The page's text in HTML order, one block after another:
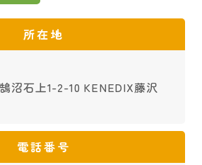
所在地
沼石上1-2-10 KENEDIX藤沢
電話番号